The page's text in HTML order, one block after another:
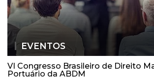
EVENTOS
VI Congresso Brasileiro de Direito
Portuário da ABDM